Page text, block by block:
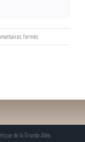
ferméssur
La
de la Grande Allée.